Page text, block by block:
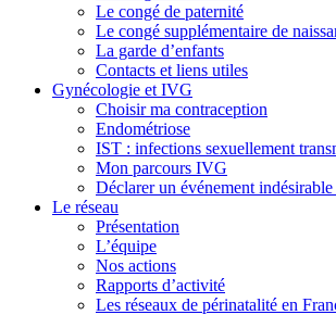
Le congé de paternité
Le congé supplémentaire de
La garde d’enfants
Contacts et liens utiles
Gynécologie et IVG
Choisir ma contraception
Endométriose
IST : infections sexuellement
Mon parcours IVG
Déclarer un événement
Le réseau
Présentation
L’équipe
Nos actions
Rapports d’activité
Les réseaux de périnatalité en